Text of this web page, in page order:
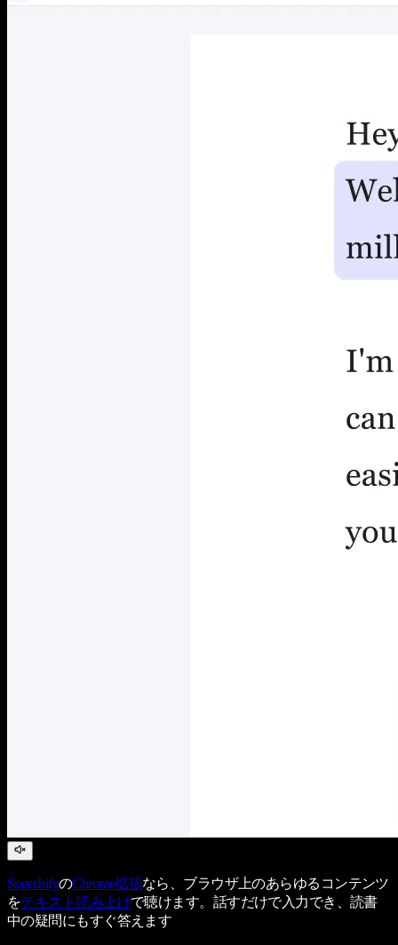
SpeechifyのChrome拡張なら、ブラウザ上のあらゆるコンテンツ
をテキスト読み上げで聴けます。話すだけで入力でき、読書
中の疑問にもすぐ答えます